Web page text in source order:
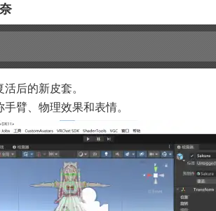
后的新皮套。
臂、物理效果和表情。